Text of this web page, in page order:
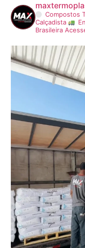
Compostos
Calçadista
Brasileira